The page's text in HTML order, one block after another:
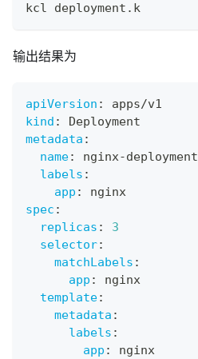
kcl deployment.k
输出结果为
apiVersion :
apps/v1
kind :
Deployment
metadata :
name: nginx-deployment
labels :
app :
nginx
spec :
replicas :
3
selector:
matchLabels :
app :
nginx
template:
metadata :
labels :
app :
nginx